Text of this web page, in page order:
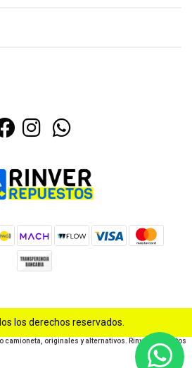
los derechos reservados.
camioneta, originales y alternativos. Rinver Repuestos